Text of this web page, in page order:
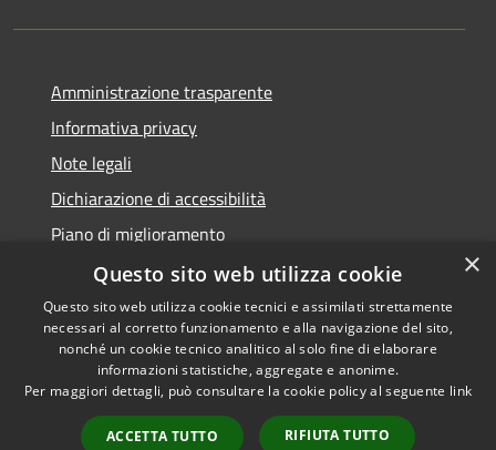
Amministrazione trasparente
Informativa privacy
Note legali
Dichiarazione di accessibilità
Piano di miglioramento
Accessibilità
Privacy
Copyright © 2026 • Comune di
Castiglion Fiorentino •
Powered byMunicipium •
Accesso redazione
×
Questo sito web utilizza cookie
Questo sito web utilizza cookie tecnici e assimilati strettamente
necessari al corretto funzionamento e alla navigazione del sito,
nonché un cookie tecnico analitico al solo fine di elaborare
informazioni statistiche, aggregate e anonime.
Per maggiori dettagli, può consultare la cookie policy al seguente link
ACCETTA TUTTO RIFIUTA TUTTO